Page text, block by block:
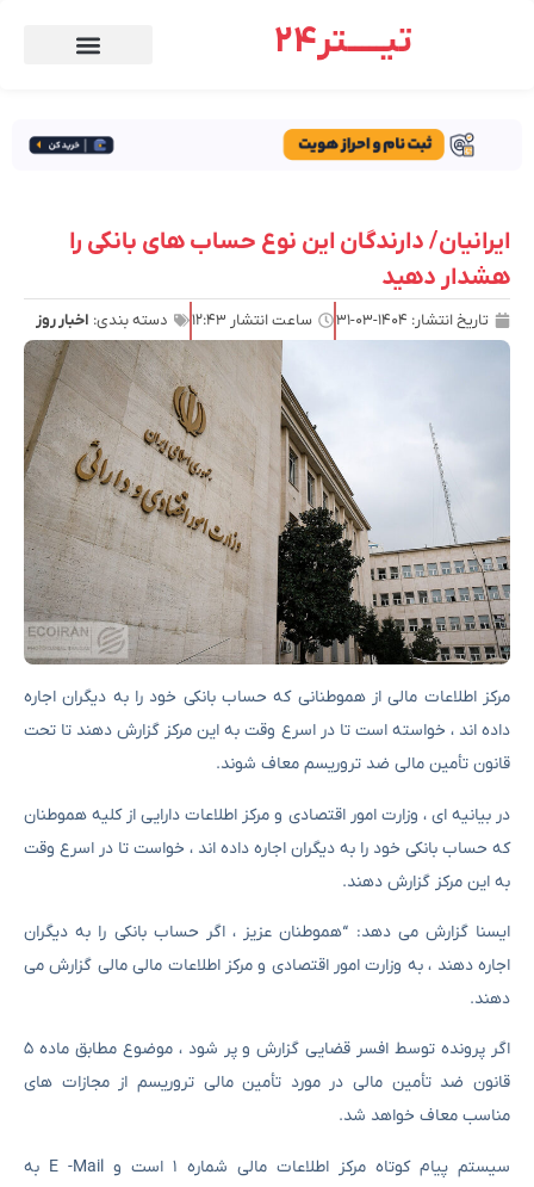
تیـــــتر24
ایرانیان/ دارندگان این نوع حساب های بانکی را
هشدار دهید
تاریخ انتشار: ۱۴۰۴-۰۳-۳۱ ساعت انتشار ۱۲:۴۳ دسته بندی: اخبار روز
مرکز اطلاعات مالی از هموطنانی که حساب بانکی خود را به دیگران اجاره
داده اند ، خواسته است تا در اسرع وقت به این مرکز گزارش دهند تا تحت
قانون تأمین مالی ضد تروریسم معاف شوند.
در بیانیه ای ، وزارت امور اقتصادی و مرکز اطلاعات دارایی از کلیه هموطنان
که حساب بانکی خود را به دیگران اجاره داده اند ، خواست تا در اسرع وقت
به این مرکز گزارش دهند.
ایسنا گزارش می دهد: “هموطنان عزیز ، اگر حساب بانکی را به دیگران
اجاره دهند ، به وزارت امور اقتصادی و مرکز اطلاعات مالی مالی گزارش می
دهند.
اگر پرونده توسط افسر قضایی گزارش و پر شود ، موضوع مطابق ماده ۵
قانون ضد تأمین مالی در مورد تأمین مالی تروریسم از مجازات های
مناسب معاف خواهد شد.
سیستم پیام کوتاه مرکز اطلاعات مالی شماره ۱ است و E -Mail به